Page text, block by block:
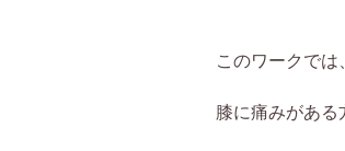
このワークでは
膝に痛みがある